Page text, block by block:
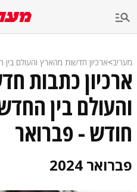
מעריב>ארכיון חדשות מהארץ והעולם
ארכיון כתבות
חודש - פברואר
פברואר 2024